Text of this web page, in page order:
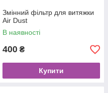
Змінний фільтр для витяжки
Air Dust
В наявності
400 ₴
Купити